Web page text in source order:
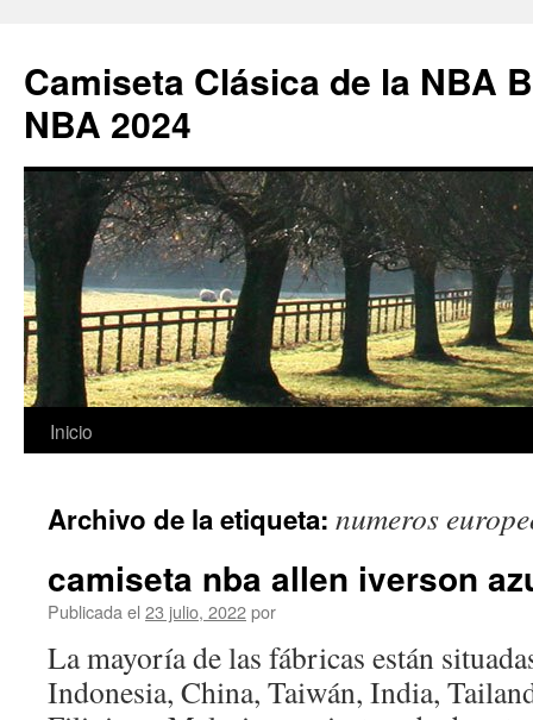
Camiseta Clásica de la NBA
NBA 2024
Saltar
contenido
Inicio
Archivo de la etiqueta: numeros
camiseta nba allen iverson
Publicada el 23 julio, 2022por
La mayoría de las fábricas están
Indonesia, China, Taiwán, India,